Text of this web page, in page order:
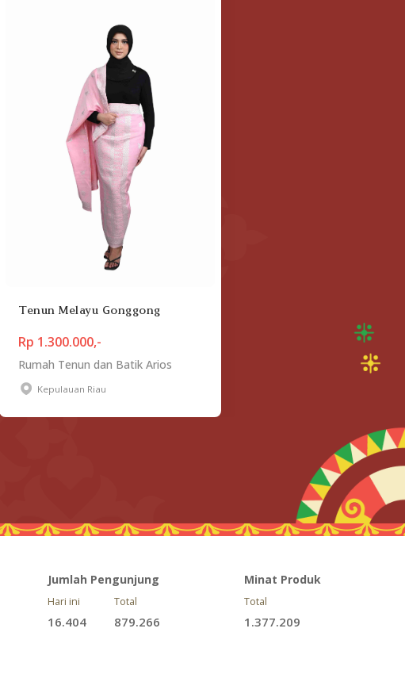
Tenun Melayu Gonggong
Rp 1.300.000,-
Rumah Tenun dan Batik Arios
Kepulauan Riau
Jumlah Pengunjung
Hari ini
16.404
Total
879.266
Minat Produk
Total
1.377.209